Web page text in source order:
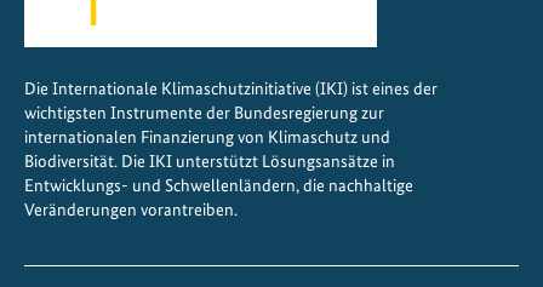
Die Internationale Klimaschutzinitiative (IKI) ist eines der
wichtigsten Instrumente der Bundesregierung zur
internationalen Finanzierung von Klimaschutz und
Biodiversität. Die IKI unterstützt Lösungsansätze in
Entwicklungs- und Schwellenländern, die nachhaltige
Veränderungen vorantreiben.